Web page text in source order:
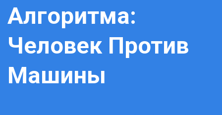
Алгоритма:
Человек Против
Машины